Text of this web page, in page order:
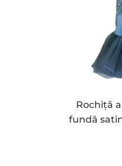
Rochiță
fundă